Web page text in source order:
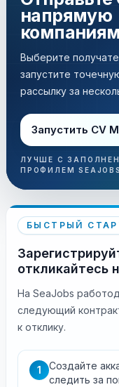
напрямую
компаниям
Выберите
запустите
рассылку за
Запустить CV
ЛУЧШЕ С
ПРОФИЛЕМ SEAJOBS
БЫСТРЫЙ
откликайтесь
На SeaJobs
следующий
к отклику.
1
Создайте
следить за